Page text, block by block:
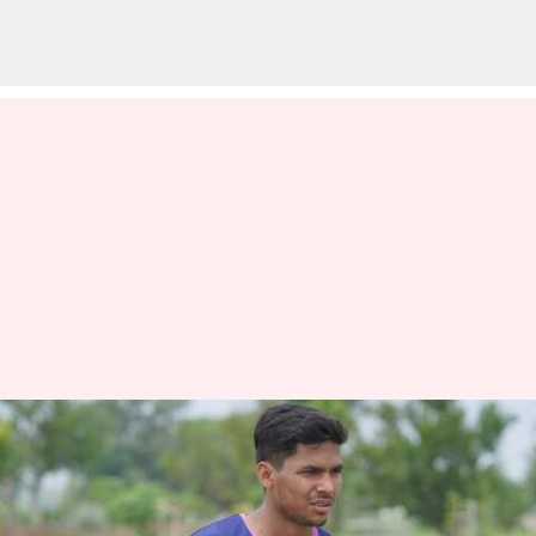
ஐபிஎல் 2023 : முகேஷ்
சவுத்ரிக்கு பதிலாக
ஆகாஷ் சிங்கை ஒப்பந்தம்